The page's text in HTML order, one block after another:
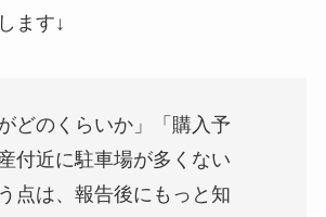
ます↓
どのくらいか」「購入予
付近に駐車場が多くない
点は、報告後にもっと知